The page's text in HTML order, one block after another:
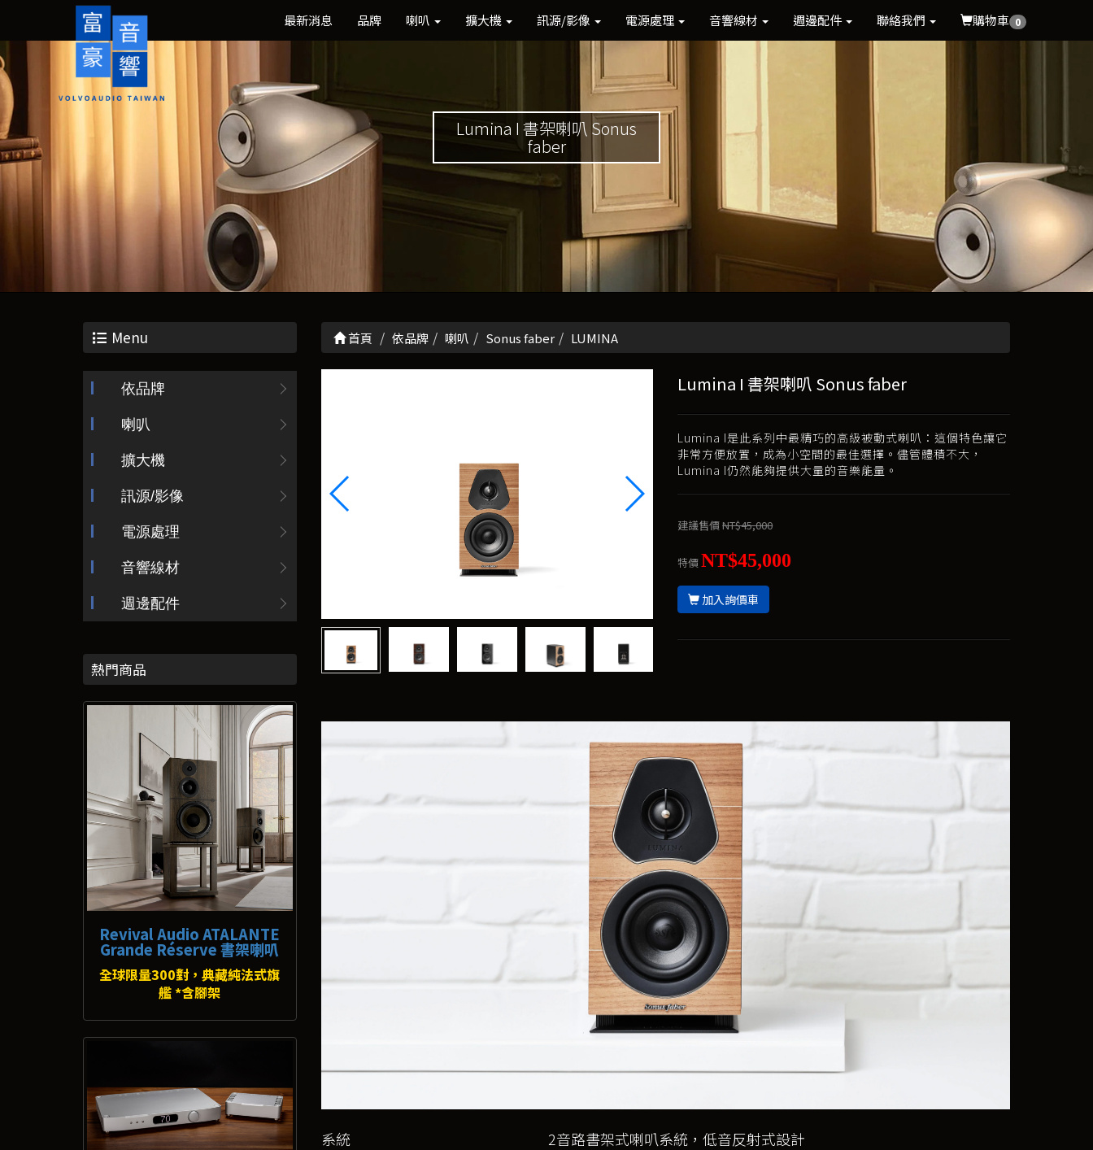
最新消息 品牌 喇叭 擴大機 訊源/影像 電源處理 音響線材 週邊配件 聯絡我們 購物車 0
Lumina I 書架喇叭 Sonus
faber
Menu
依品牌
喇叭
擴大機
訊源/影像
電源處理
音響線材
週邊配件
熱門商品
Revival Audio ATALANTE
Grande Réserve 書架喇叭
全球限量300對，典藏純法式旗
艦 *含腳架
首頁 依品牌 喇叭 Sonus faber LUMINA
Lumina I 書架喇叭 Sonus faber
Lumina I是此系列中最精巧的高級被動式喇叭：這個特色讓它
非常方便放置，成為小空間的最佳選擇。儘管體積不大，
Lumina I仍然能夠提供大量的音樂能量。
建議售價NT$45,000
特價NT$45,000
加入詢價車
系統 2音路書架式喇叭系統，低音反射式設計